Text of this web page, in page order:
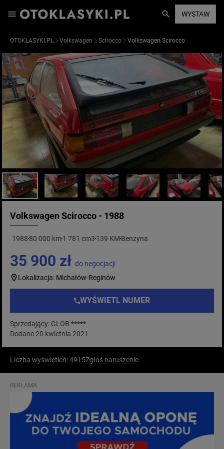
WYSTAW
OTOKLASYKI.PL Volkswagen Scirocco Volkswagen Scirocco
Volkswagen Scirocco - 1988
1988 80 000 km1 781 cm3 139 KM Benzyna
35 900 zł do negocjacji
Lokalizacja: Michałów-Reginów
WYŚWIETL NUMER
Sprzedający: GLOB *****
Dodane 20 kwietnia 2021
Liczba wyświetleń: 4915Zgłoś naruszenie
REKLAMA